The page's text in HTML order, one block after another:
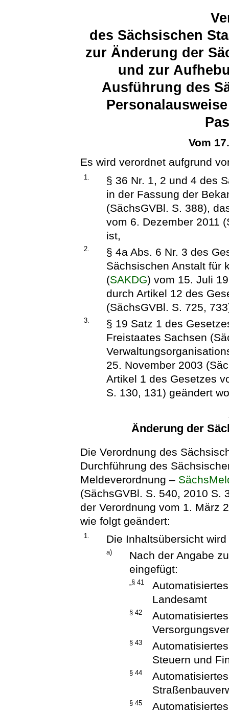
des Sächsischen
zur Änderung der
und zur
Ausführung des
Vom
Es wird verordnet aufgrund
1.
§ 36 Nr. 1, 2 und 4 des
in der Fassung der
(SächsGVBl. S. 388),
vom 6. Dezember 2011
ist,
2.
§ 4a Abs. 6 Nr. 3 des
Sächsischen Anstalt für
(SAKDG) vom 15. Juli
durch Artikel 12 des
(SächsGVBl. S. 725,
3.
§ 19 Satz 1 des
Freistaates Sachsen
25. November 2003
Artikel 1 des Gesetzes
S. 130, 131) geändert
Änderung der
Die Verordnung des
Durchführung des
Meldeverordnung –
(SächsGVBl. S. 540, 2010 S.
der Verordnung vom 1. März
wie folgt geändert:
1. Die Inhaltsübersicht
a)
Nach der Angabe
eingefügt:
„§ 41
Landesamt
§ 42
§ 43
Steuern und
§ 44
§ 45